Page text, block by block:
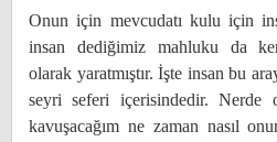
Onun için mevcudatı kulu için
insan dediğimiz mahluku da
olarak yaratmıştır. İşte insan bu
seyri seferi içerisindedir. Nerde
kavuşacağım ne zaman nasıl